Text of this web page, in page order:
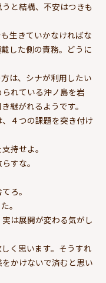
と結構、不安はつきも
生きていかなければな
した側の責務。どうに
は、シナが利用したい
れている沖ノ島を岩
継がれるようです。
４つの課題を突き付け
持せよ。
すな。
ろ。
。
は展開が変わる気がし
く思います。そうすれ
かけないで済むと思い